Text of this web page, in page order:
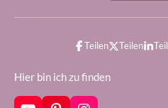
Teilen Teilen
Hier bin ich zu finden